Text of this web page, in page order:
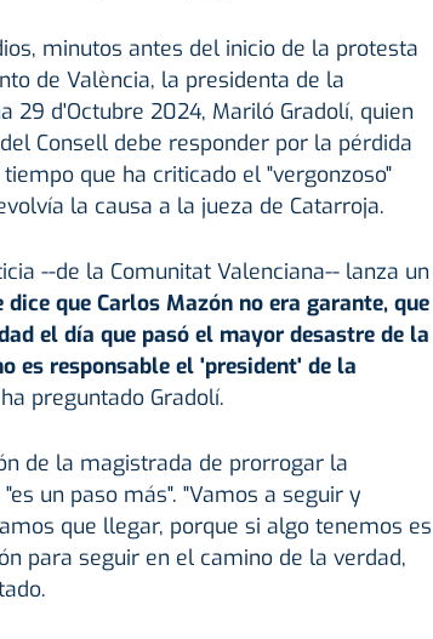
minutos antes del inicio de la protesta
de València, la presidenta de la
29 d'Octubre 2024, Mariló Gradolí, quien
Consell debe responder por la pérdida
que ha criticado el "vergonzoso"
la causa a la jueza de Catarroja.
--de la Comunitat Valenciana-- lanza un
que Carlos Mazón no era garante, que
el día que pasó el mayor desastre de la
es responsable el 'president' de la
preguntado Gradolí.
de la magistrada de prorrogar la
un paso más". "Vamos a seguir y
que llegar, porque si algo tenemos es
para seguir en el camino de la verdad,